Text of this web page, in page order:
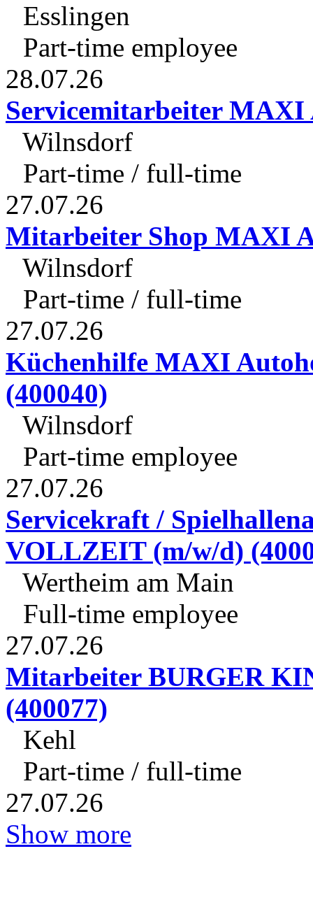
Esslingen
Part-time employee
28.07.26
Servicemitarbeiter MAXI
Wilnsdorf
Part-time / full-time
27.07.26
Mitarbeiter Shop MAXI
Wilnsdorf
Part-time / full-time
27.07.26
Küchenhilfe MAXI
(400040)
Wilnsdorf
Part-time employee
27.07.26
Servicekraft /
VOLLZEIT (m/w/d)
Wertheim am Main
Full-time employee
27.07.26
Mitarbeiter BURGER
(400077)
Kehl
Part-time / full-time
27.07.26
Show more